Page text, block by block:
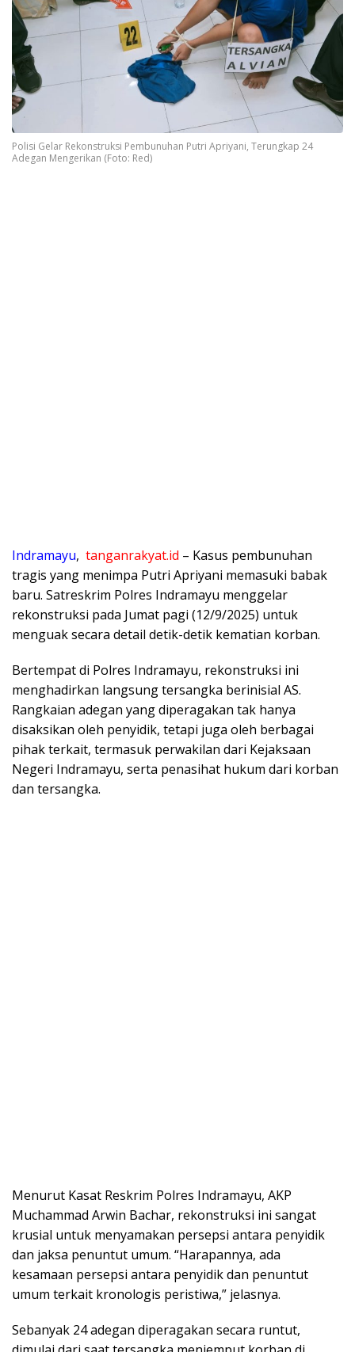
Polisi Gelar Rekonstruksi Pembunuhan Putri Apriyani, Terungkap 24
Adegan Mengerikan (Foto: Red)
​Indramayu, tanganrakyat.id – Kasus pembunuhan
tragis yang menimpa Putri Apriyani memasuki babak
baru. Satreskrim Polres Indramayu menggelar
rekonstruksi pada Jumat pagi (12/9/2025) untuk
menguak secara detail detik-detik kematian korban.
​Bertempat di Polres Indramayu, rekonstruksi ini
menghadirkan langsung tersangka berinisial AS.
Rangkaian adegan yang diperagakan tak hanya
disaksikan oleh penyidik, tetapi juga oleh berbagai
pihak terkait, termasuk perwakilan dari Kejaksaan
Negeri Indramayu, serta penasihat hukum dari korban
dan tersangka.
​Menurut Kasat Reskrim Polres Indramayu, AKP
Muchammad Arwin Bachar, rekonstruksi ini sangat
krusial untuk menyamakan persepsi antara penyidik
dan jaksa penuntut umum. “Harapannya, ada
kesamaan persepsi antara penyidik dan penuntut
umum terkait kronologis peristiwa,” jelasnya.
​Sebanyak 24 adegan diperagakan secara runtut,